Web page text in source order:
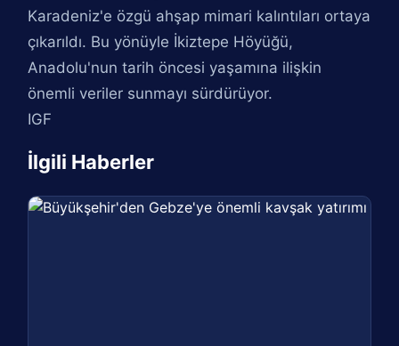
Karadeniz'e özgü ahşap mimari kalıntıları ortaya
çıkarıldı. Bu yönüyle İkiztepe Höyüğü,
Anadolu'nun tarih öncesi yaşamına ilişkin
önemli veriler sunmayı sürdürüyor.
IGF
İlgili Haberler